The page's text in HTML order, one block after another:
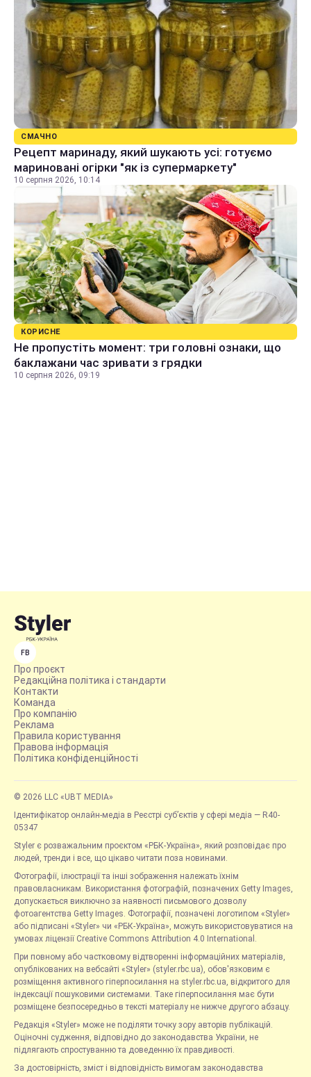
СМАЧНО
Рецепт маринаду, який шукають усі: готуємо
мариновані огірки "як із супермаркету"
10 серпня 2026, 10:14
КОРИСНЕ
Не пропустіть момент: три головні ознаки, що
баклажани час зривати з грядки
10 серпня 2026, 09:19
FB
Про проєкт
Редакційна політика і стандарти
Контакти
Команда
Про компанію
Реклама
Правила користування
Правова інформація
Політика конфіденційності
© 2026 LLC «UBT MEDIA»
Ідентифікатор онлайн-медіа в Реєстрі суб’єктів у сфері медіа — R40-
05347
Styler є розважальним проєктом «РБК-Україна», який розповідає про
людей, тренди і все, що цікаво читати поза новинами.
Фотографії, ілюстрації та інші зображення належать їхнім
правовласникам. Використання фотографій, позначених Getty Images,
допускається виключно за наявності письмового дозволу
фотоагентства Getty Images. Фотографії, позначені логотипом «Styler»
або підписані «Styler» чи «РБК-Україна», можуть використовуватися на
умовах ліцензії Creative Commons Attribution 4.0 International.
При повному або частковому відтворенні інформаційних матеріалів,
опублікованих на вебсайті «Styler» (styler.rbc.ua), обов'язковим є
розміщення активного гіперпосилання на styler.rbc.ua, відкритого для
індексації пошуковими системами. Таке гіперпосилання має бути
розміщене безпосередньо в тексті матеріалу не нижче другого абзацу.
Редакція «Styler» може не поділяти точку зору авторів публікацій.
Оціночні судження, відповідно до законодавства України, не
підлягають спростуванню та доведенню їх правдивості.
За достовірність, зміст і відповідність вимогам законодавства